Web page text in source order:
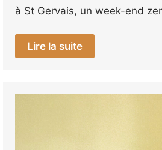
à St Gervais, un week-end
Lire la suite